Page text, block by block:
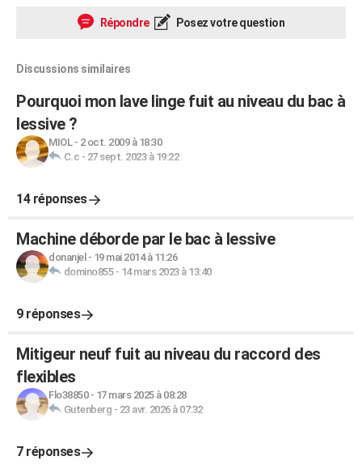
Répondre Posez votre question
Discussions similaires
Pourquoi mon lave linge fuit au niveau du bac à
lessive ?
MIOL- 2 oct. 2009 à 18:30
C.c - 27 sept. 2023 à 19:22
14 réponses
Machine déborde par le bac à lessive
donanjel - 19 mai 2014 à 11:26
domino855- 14 mars 2023 à 13:40
9 réponses
Mitigeur neuf fuit au niveau du raccord des
flexibles
Flo38850- 17 mars 2025 à 08:28
Gutenberg - 23 avr. 2026 à 07:32
7 réponses